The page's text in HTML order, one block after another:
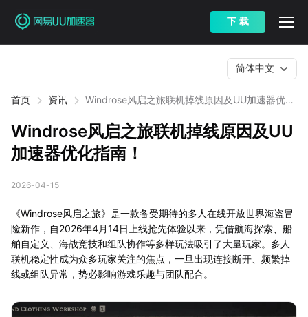
下 载
首页 资讯
Windrose风启之旅联机掉线原因及UU加速器优化
简体中文
Windrose风启之旅联机掉线原因及UU
加速器优化指南！
2026-04-15
《Windrose风启之旅》是一款备受期待的多人在线开放世界海盗冒
险新作，自2026年4月14日上线抢先体验以来，凭借航海探索、船
舶自定义、海战竞技和组队协作等多样玩法吸引了大量玩家。多人
联机稳定性成为众多玩家关注的焦点，一旦出现连接断开、频繁掉
线或组队异常，势必影响游戏乐趣与团队配合。